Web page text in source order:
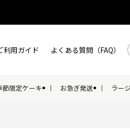
利用ガイド よくある質問（FAQ）
節限定ケーキ お急ぎ発送 ラー